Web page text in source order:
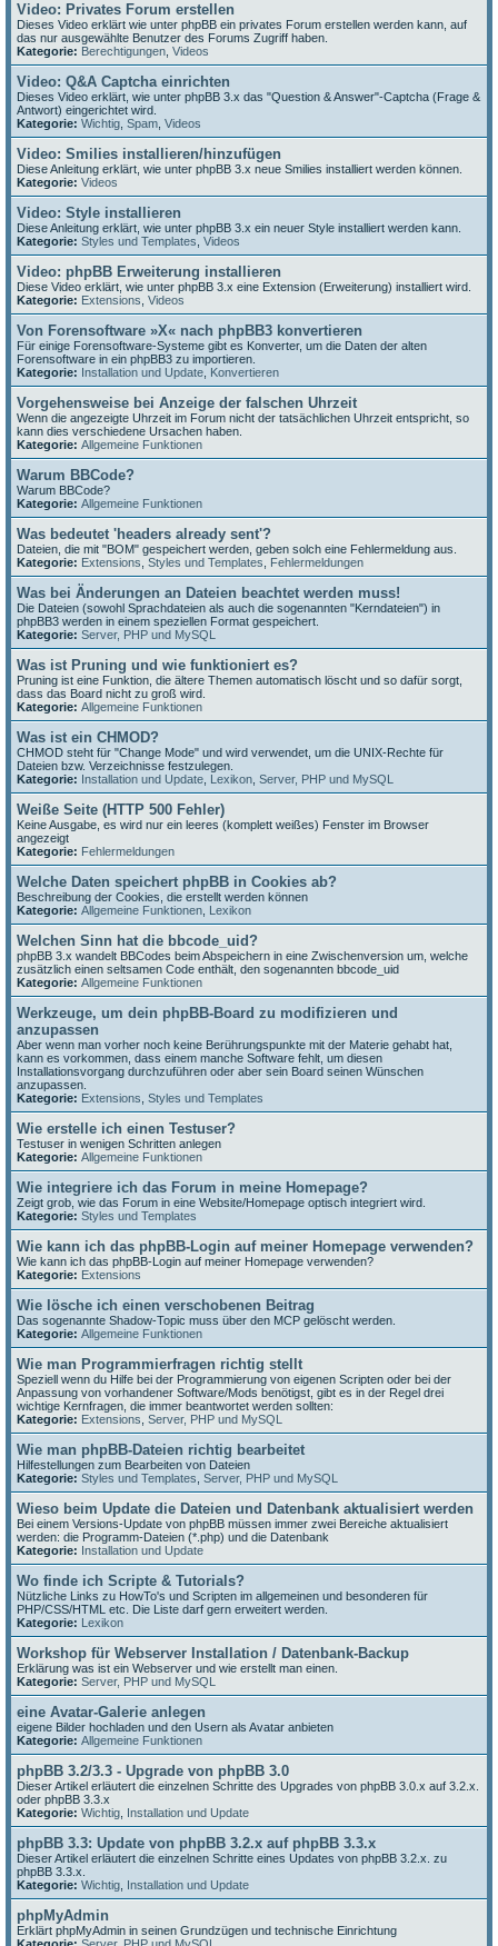
Video: Privates Forum erstellen
Dieses Video erklärt wie unter phpBB ein privates Forum erstellen werden kann, auf
das nur ausgewählte Benutzer des Forums Zugriff haben.
Kategorie: Berechtigungen Videos
Video: Q&A Captcha einrichten
Dieses Video erklärt, wie unter phpBB 3.x das "Question & Answer"-Captcha (Frage &
Antwort) eingerichtet wird.
Kategorie: Wichtig Spam Videos
Video: Smilies installieren/hinzufügen
Diese Anleitung erklärt, wie unter phpBB 3.x neue Smilies installiert werden können.
Kategorie: Videos
Video: Style installieren
Diese Anleitung erklärt, wie unter phpBB 3.x ein neuer Style installiert werden kann.
Kategorie: Styles und Templates Videos
Video: phpBB Erweiterung installieren
Diese Video erklärt, wie unter phpBB 3.x eine Extension (Erweiterung) installiert wird.
Kategorie: Extensions Videos
Von Forensoftware »X« nach phpBB3 konvertieren
Für einige Forensoftware-Systeme gibt es Konverter, um die Daten der alten
Forensoftware in ein phpBB3 zu importieren.
Kategorie: Installation und Update Konvertieren
Vorgehensweise bei Anzeige der falschen Uhrzeit
Wenn die angezeigte Uhrzeit im Forum nicht der tatsächlichen Uhrzeit entspricht, so
kann dies verschiedene Ursachen haben.
Kategorie: Allgemeine Funktionen
Warum BBCode?
Warum BBCode?
Kategorie: Allgemeine Funktionen
Was bedeutet 'headers already sent'?
Dateien, die mit "BOM" gespeichert werden, geben solch eine Fehlermeldung aus.
Kategorie: Extensions Styles und Templates Fehlermeldungen
Was bei Änderungen an Dateien beachtet werden muss!
Die Dateien (sowohl Sprachdateien als auch die sogenannten "Kerndateien") in
phpBB3 werden in einem speziellen Format gespeichert.
Kategorie: Server, PHP und MySQL
Was ist Pruning und wie funktioniert es?
Pruning ist eine Funktion, die ältere Themen automatisch löscht und so dafür sorgt,
dass das Board nicht zu groß wird.
Kategorie: Allgemeine Funktionen
Was ist ein CHMOD?
CHMOD steht für "Change Mode" und wird verwendet, um die UNIX-Rechte für
Dateien bzw. Verzeichnisse festzulegen.
Kategorie: Installation und Update Lexikon Server, PHP und MySQL
Weiße Seite (HTTP 500 Fehler)
Keine Ausgabe, es wird nur ein leeres (komplett weißes) Fenster im Browser
angezeigt
Kategorie: Fehlermeldungen
Welche Daten speichert phpBB in Cookies ab?
Beschreibung der Cookies, die erstellt werden können
Kategorie: Allgemeine Funktionen Lexikon
Welchen Sinn hat die bbcode_uid?
phpBB 3.x wandelt BBCodes beim Abspeichern in eine Zwischenversion um, welche
zusätzlich einen seltsamen Code enthält, den sogenannten bbcode_uid
Kategorie: Allgemeine Funktionen
Werkzeuge, um dein phpBB-Board zu modifizieren und
anzupassen
Aber wenn man vorher noch keine Berührungspunkte mit der Materie gehabt hat,
kann es vorkommen, dass einem manche Software fehlt, um diesen
Installationsvorgang durchzuführen oder aber sein Board seinen Wünschen
anzupassen.
Kategorie: Extensions Styles und Templates
Wie erstelle ich einen Testuser?
Testuser in wenigen Schritten anlegen
Kategorie: Allgemeine Funktionen
Wie integriere ich das Forum in meine Homepage?
Zeigt grob, wie das Forum in eine Website/Homepage optisch integriert wird.
Kategorie: Styles und Templates
Wie kann ich das phpBB-Login auf meiner Homepage verwenden?
Wie kann ich das phpBB-Login auf meiner Homepage verwenden?
Kategorie: Extensions
Wie lösche ich einen verschobenen Beitrag
Das sogenannte Shadow-Topic muss über den MCP gelöscht werden.
Kategorie: Allgemeine Funktionen
Wie man Programmierfragen richtig stellt
Speziell wenn du Hilfe bei der Programmierung von eigenen Scripten oder bei der
Anpassung von vorhandener Software/Mods benötigst, gibt es in der Regel drei
wichtige Kernfragen, die immer beantwortet werden sollten:
Kategorie: Extensions Server, PHP und MySQL
Wie man phpBB-Dateien richtig bearbeitet
Hilfestellungen zum Bearbeiten von Dateien
Kategorie: Styles und Templates Server, PHP und MySQL
Wieso beim Update die Dateien und Datenbank aktualisiert werden
Bei einem Versions-Update von phpBB müssen immer zwei Bereiche aktualisiert
werden: die Programm-Dateien (*.php) und die Datenbank
Kategorie: Installation und Update
Wo finde ich Scripte & Tutorials?
Nützliche Links zu HowTo's und Scripten im allgemeinen und besonderen für
PHP/CSS/HTML etc. Die Liste darf gern erweitert werden.
Kategorie: Lexikon
Workshop für Webserver Installation / Datenbank-Backup
Erklärung was ist ein Webserver und wie erstellt man einen.
Kategorie: Server, PHP und MySQL
eine Avatar-Galerie anlegen
eigene Bilder hochladen und den Usern als Avatar anbieten
Kategorie: Allgemeine Funktionen
phpBB 3.2/3.3 - Upgrade von phpBB 3.0
Dieser Artikel erläutert die einzelnen Schritte des Upgrades von phpBB 3.0.x auf 3.2.x.
oder phpBB 3.3.x
Kategorie: Wichtig Installation und Update
phpBB 3.3: Update von phpBB 3.2.x auf phpBB 3.3.x
Dieser Artikel erläutert die einzelnen Schritte eines Updates von phpBB 3.2.x. zu
phpBB 3.3.x.
Kategorie: Wichtig Installation und Update
phpMyAdmin
Erklärt phpMyAdmin in seinen Grundzügen und technische Einrichtung